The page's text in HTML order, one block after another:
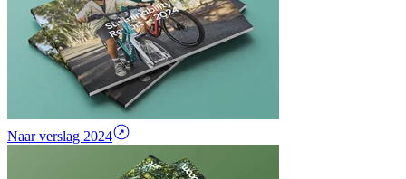
Naar verslag 2024